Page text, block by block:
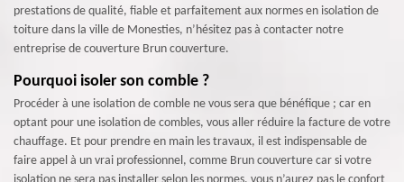
prestations de qualité, fiable et parfaitement aux normes en isolation de
toiture dans la ville de Monesties, n’hésitez pas à contacter notre
entreprise de couverture Brun couverture.
Pourquoi isoler son comble ?
Procéder à une isolation de comble ne vous sera que bénéfique ; car en
optant pour une isolation de combles, vous aller réduire la facture de votre
chauffage. Et pour prendre en main les travaux, il est indispensable de
faire appel à un vrai professionnel, comme Brun couverture car si votre